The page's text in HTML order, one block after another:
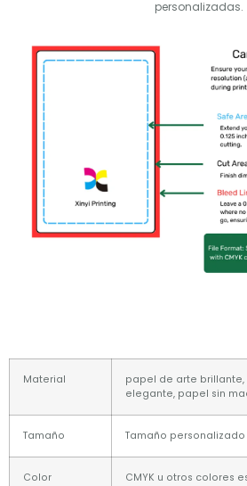
personalizadas.
Material
papel de arte
elegante, papel sin
Tamaño Tamaño personalizado
Color CMYK u otros colores